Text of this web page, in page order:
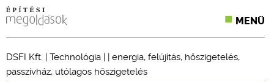
MENÜ
SZAKLAPOK
DSFI Kft. | Technológia | | energia, felújítás, hőszigetelés,
passzívház, utólagos hőszigetelés